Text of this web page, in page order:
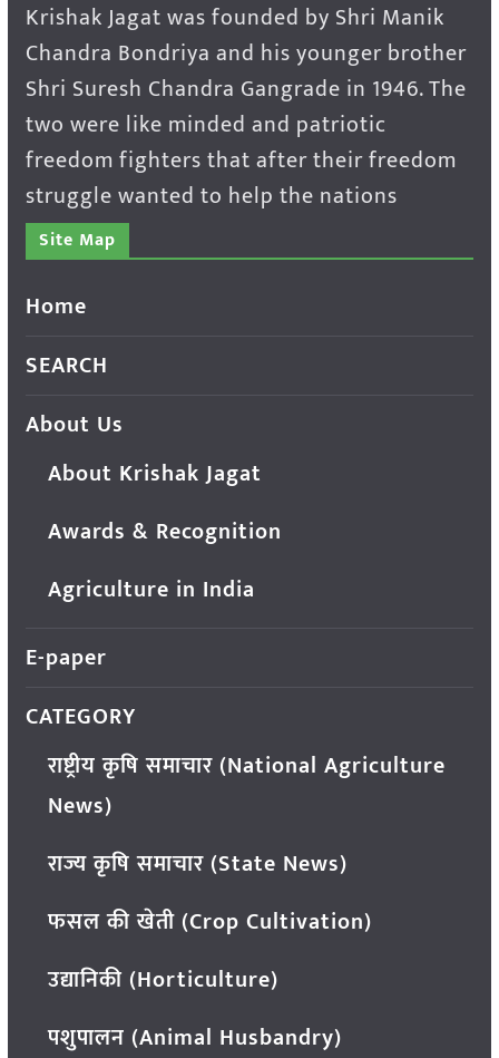
Krishak Jagat was founded by Shri Manik
Chandra Bondriya and his younger brother
Shri Suresh Chandra Gangrade in 1946. The
two were like minded and patriotic
freedom fighters that after their freedom
struggle wanted to help the nations
Site Map
Home
SEARCH
About Us
About Krishak Jagat
Awards & Recognition
Agriculture in India
E-paper
CATEGORY
राष्ट्रीय कृषि समाचार (National Agriculture
News)
राज्य कृषि समाचार (State News)
फसल की खेती (Crop Cultivation)
उद्यानिकी (Horticulture)
पशुपालन (Animal Husbandry)